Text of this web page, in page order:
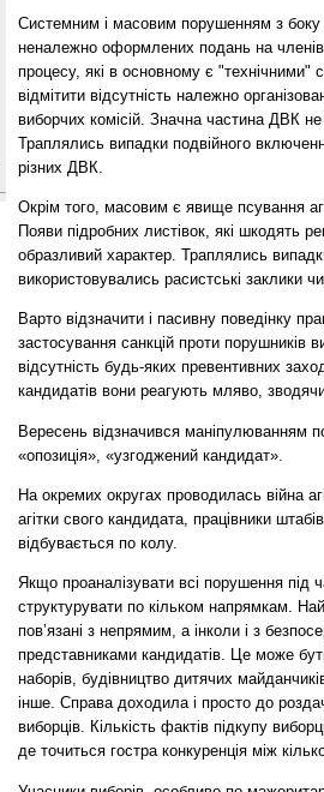
Системним і масовим порушенням з боку
неналежно оформлених подань на членів
процесу, які в основному є "технічними"
відмітити відсутність належно
виборчих комісій. Значна частина ДВК
Траплялись випадки подвійного
різних ДВК.
Окрім того, масовим є явище псування
Появи підробних листівок, які шкодять
образливий характер. Траплялись
використовувались расистські заклики чи
Варто відзначити і пасивну поведінку
застосування санкцій проти порушників
відсутність будь-яких превентивних
кандидатів вони реагують мляво,
Вересень відзначився маніпулюванням
«опозиція», «узгоджений кандидат».
На окремих округах проводилась війна
агітки свого кандидата, працівники
відбувається по колу.
Якщо проаналізувати всі порушення під
структурувати по кільком напрямкам.
пов’язані з непрямим, а інколи і з
представниками кандидатів. Це може
наборів, будівництво дитячих
інше. Справа доходила і просто до
виборців. Кількість фактів підкупу
де точиться гостра конкуренція між